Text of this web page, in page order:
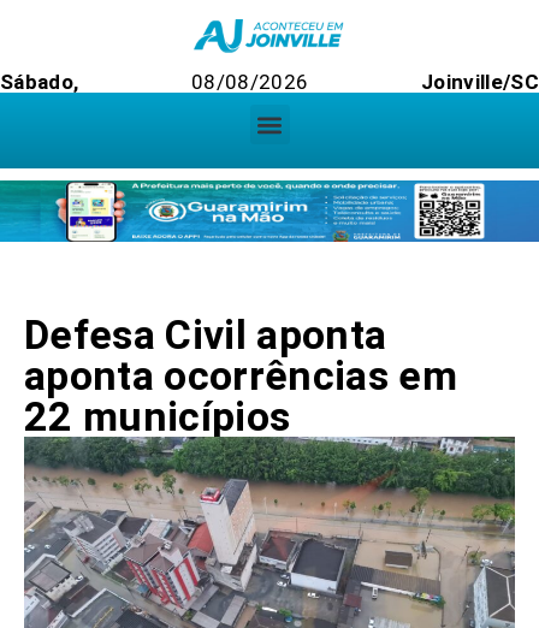
Sábado, 08/08/2026 Joinville/SC
Defesa Civil aponta
aponta ocorrências em
22 municípios